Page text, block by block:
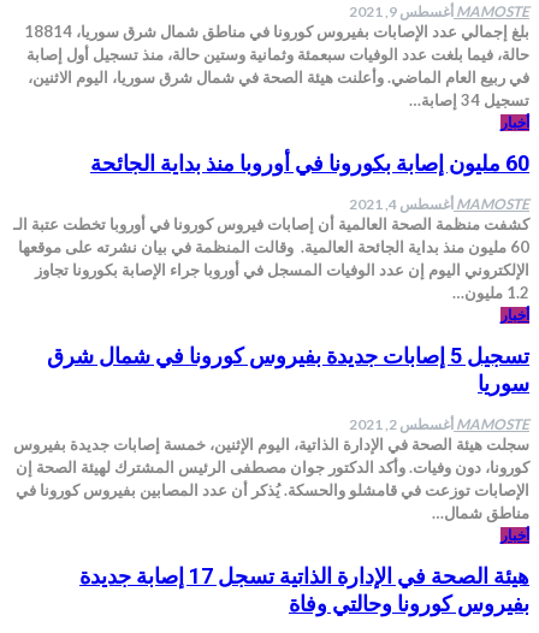
MAMOSTE أغسطس 9, 2021
بلغ إجمالي عدد الإصابات بفيروس كورونا في مناطق شمال شرق سوريا، 18814
حالة، فيما بلغت عدد الوفيات سبعمئة وثمانية وستين حالة، منذ تسجيل أول إصابة
في ربيع العام الماضي. وأعلنت هيئة الصحة في شمال شرق سوريا، اليوم الاثنين،
تسجيل 34 إصابة…
أخبار
60 مليون إصابة بكورونا في أوروبا منذ بداية الجائحة
MAMOSTE أغسطس 4, 2021
كشفت منظمة الصحة العالمية أن إصابات فيروس كورونا في أوروبا تخطت عتبة الـ
60 مليون منذ بداية الجائحة العالمية. وقالت المنظمة في بيان نشرته على موقعها
الإلكتروني اليوم إن عدد الوفيات المسجل في أوروبا جراء الإصابة بكورونا تجاوز
1.2 مليون…
أخبار
تسجيل 5 إصابات جديدة بفيروس كورونا في شمال شرق
سوريا
MAMOSTE أغسطس 2, 2021
سجلت هيئة الصحة في الإدارة الذاتية، اليوم الإثنين، خمسة إصابات جديدة بفيروس
كورونا، دون وفيات. وأكد الدكتور جوان مصطفى الرئيس المشترك لهيئة الصحة إن
الإصابات توزعت في قامشلو والحسكة. يُذكر أن عدد المصابين بفيروس كورونا في
مناطق شمال…
أخبار
هيئة الصحة في الإدارة الذاتية تسجل 17 إصابة جديدة
بفيروس كورونا وحالتي وفاة